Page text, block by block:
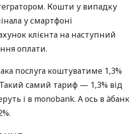
Кошти у випадку
у смартфоні
клієнта на наступний
оплати.
послуга коштуватиме 1,3%
самий тариф — 1,3% від
і в monobank. А ось в àбанк